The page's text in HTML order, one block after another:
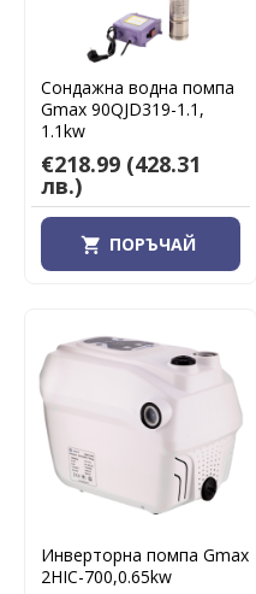
Сондажна водна помпа
Gmax 90QJD319-1.1,
1.1kw
€218.99 (428.31
лв.)
ПОРЪЧАЙ
Инверторна помпа Gmax
2HIC-700,0.65kw